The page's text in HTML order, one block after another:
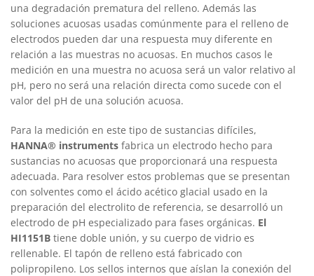
una degradación prematura del relleno. Además las
soluciones acuosas usadas comúnmente para el relleno de
electrodos pueden dar una respuesta muy diferente en
relación a las muestras no acuosas. En muchos casos le
medición en una muestra no acuosa será un valor relativo al
pH, pero no será una relación directa como sucede con el
valor del pH de una solución acuosa.
Para la medición en este tipo de sustancias difíciles,
HANNA® instruments fabrica un electrodo hecho para
sustancias no acuosas que proporcionará una respuesta
adecuada. Para resolver estos problemas que se presentan
con solventes como el ácido acético glacial usado en la
preparación del electrolito de referencia, se desarrolló un
electrodo de pH especializado para fases orgánicas. El
HI1151B tiene doble unión, y su cuerpo de vidrio es
rellenable. El tapón de relleno está fabricado con
polipropileno. Los sellos internos que aíslan la conexión del